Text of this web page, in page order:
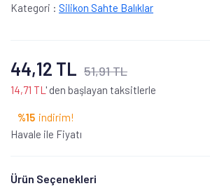
Kategori : Silikon Sahte Balıklar
44,12 TL 51,91 TL
14,71 TL ' den başlayan taksitlerle
%15 indirim!
Havale ile Fiyatı
Ürün Seçenekleri